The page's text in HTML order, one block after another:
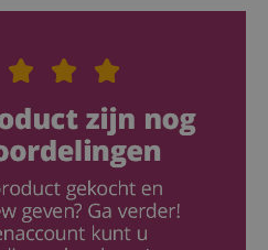
geclassificeerd
Prestatie
Gericht op
Niet-geclassificeerd
maken